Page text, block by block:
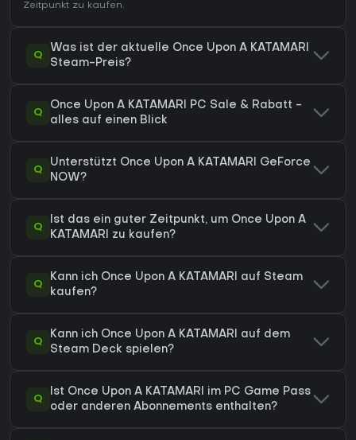
Zeitpunkt zu kaufen.
Q
Was ist der aktuelle Once Upon A KATAMARI
Steam-Preis?
Q
Once Upon A KATAMARI PC Sale & Rabatt -
alles auf einen Blick
Q
Unterstützt Once Upon A KATAMARI GeForce
NOW?
Q
Ist das ein guter Zeitpunkt, um Once Upon A
KATAMARI zu kaufen?
Q
Kann ich Once Upon A KATAMARI auf Steam
kaufen?
Q
Kann ich Once Upon A KATAMARI auf dem
Steam Deck spielen?
Q
Ist Once Upon A KATAMARI im PC Game Pass
oder anderen Abonnements enthalten?